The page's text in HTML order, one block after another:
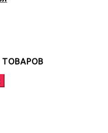
ТОВАРОВ